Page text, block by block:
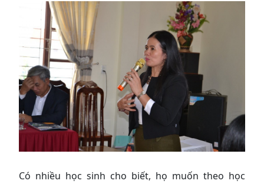
Có nhiều học sinh cho biết, họ muốn theo học